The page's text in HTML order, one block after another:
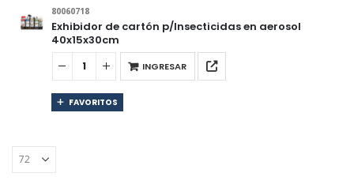
80060718
Exhibidor de cartón p/Insecticidas en aerosol
40x15x30cm
INGRESAR
FAVORITOS